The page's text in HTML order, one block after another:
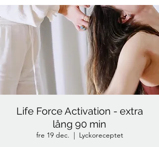
Life Force Activation - extra
lång 90 min
fre 19 dec.
  |
Lyckoreceptet